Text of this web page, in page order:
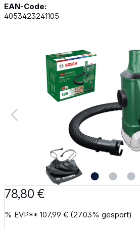
EAN-Code:
4053423241105
Bildergalerie überspringen
78,80 €
% EVP**107,99 € (27.03% gespart)